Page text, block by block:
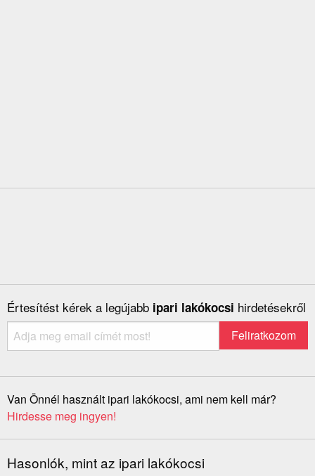
Értesítést kérek a legújabb ipari lakókocsi hirdetésekről
Van Önnél használt ipari lakókocsi, ami nem kell már?
Hirdesse meg ingyen!
Hasonlók, mint az ipari lakókocsi